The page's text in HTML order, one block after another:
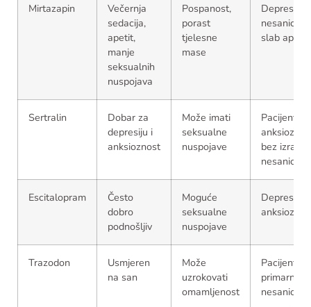
Mirtazapin
Večernja
sedacija,
apetit,
manje
seksualnih
nuspojava
Pospanost,
porast
tjelesne
mase
Depresija
nesanicu i
slab apetit
Sertralin
Dobar za
depresiju i
anksioznost
Može imati
seksualne
nuspojave
Pacijent s
bez
nesanice
Escitalopram
Često
dobro
podnošljiv
Moguće
seksualne
nuspojave
Depresija s
Trazodon
Usmjeren
na san
Može
uzrokovati
omamljenost
Pacijent s
primarnom
nesanicom